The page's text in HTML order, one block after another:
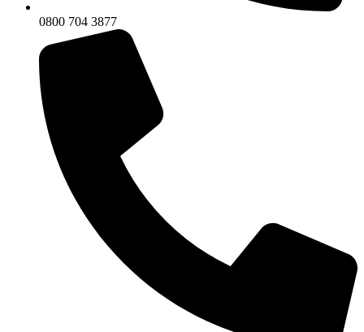
0800 704 3877